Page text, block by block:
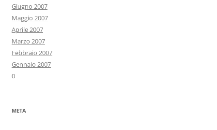
Giugno 2007
Maggio 2007
Aprile 2007
Marzo 2007
Febbraio 2007
Gennaio 2007
0
META